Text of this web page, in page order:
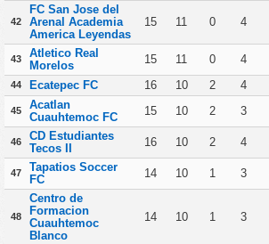
42
FC San Jose del
Arenal Academia
America Leyendas
15 11 0 4
43
Atletico Real
Morelos
15 11 0 4
44 Ecatepec FC 16 10 2 4
45
Acatlan
Cuauhtemoc FC
15 10 2 3
46
CD Estudiantes
Tecos II
16 10 2 4
47
Tapatios Soccer
FC
14 10 1 3
48
Centro de
Formacion
Cuauhtemoc
Blanco
14 10 1 3